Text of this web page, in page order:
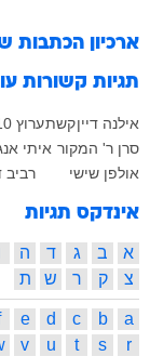
ארכיון הכתבות
תגיות קשורות
אילנה דייןקשתערוץ 10
סרן ר' המקור איתי
אולפן שישי
רביב
אינדקס תגיות
א ב ג ד ה
צ
ק ר ש ת
a
b
c
d
e
r
s
t
u
v